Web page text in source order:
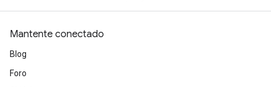
Mantente conectado
Blog
Foro